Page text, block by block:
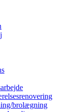
brolægning